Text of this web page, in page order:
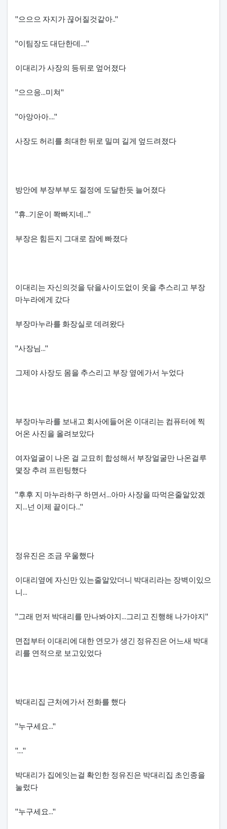
"으으으 자지가 끊어질것같아.."
"이팀장도 대단한데...."
이대리가 사장의 등뒤로 엎어졌다
"으으응...미쳐"
"아앙아아...."
사장도 허리를 최대한 뒤로 밀며 길게 엎드려졌다
방안에 부장부부도 절정에 도달한듯 늘어졌다
"휴..기운이 쫙빠지네..."
부장은 힘든지 그대로 잠에 빠졌다
이대리는 자신의것을 닦을사이도없이 옷을 추스리고 부장
마누라에게 갔다
부장마누라를 화장실로 데려왔다
"사장님..."
그제야 사장도 몸을 추스리고 부장 옆에가서 누었다
부장마누라를 보내고 회사에들어온 이대리는 컴퓨터에 찍
어온 사진을 올려보았다
여자얼굴이 나온 걸 교묘히 합성해서 부장얼굴만 나온걸루
몇장 추려 프린팅했다
"후후 지 마누라하구 하면서...아마 사장을 따먹은줄알았겠
지...넌 이제 끝이다..."
정유진은 조금 우울했다
이대리옆에 자신만 있는줄알았더니 박대리라는 장벽이있으
니...
"그래 먼저 박대리를 만나봐야지...그리고 진행해 나가야지"
면접부터 이대리에 대한 연모가 생긴 정유진은 어느새 박대
리를 연적으로 보고있었다
박대리집 근처에가서 전화를 했다
"누구세요..."
"...."
박대리가 집에잇는걸 확인한 정유진은 박대리집 초인종을
눌렀다
"누구세요..."